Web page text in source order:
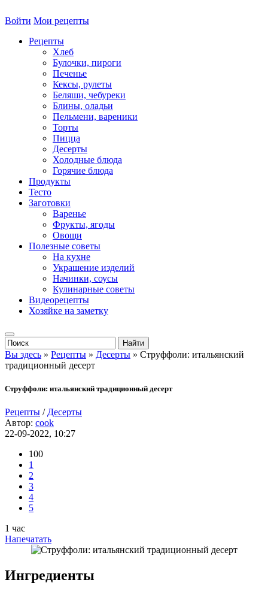
Войти Мои рецепты
Рецепты
Хлеб
Булочки, пироги
Печенье
Кексы, рулеты
Беляши, чебуреки
Блины, оладьи
Пельмени, вареники
Торты
Пицца
Десерты
Холодные блюда
Горячие блюда
Продукты
Тесто
Заготовки
Варенье
Фрукты, ягоды
Овощи
Полезные советы
На кухне
Украшение изделий
Начинки, соусы
Кулинарные советы
Видеорецепты
Хозяйке на заметку
Вы здесь » Рецепты » Десерты » Струффоли: итальянский
традиционный десерт
Струффоли: итальянский традиционный десерт
Рецепты / Десерты
Автор: cook
22-09-2022, 10:27
100
1
2
3
4
5
1 час
Напечатать
Ингредиенты